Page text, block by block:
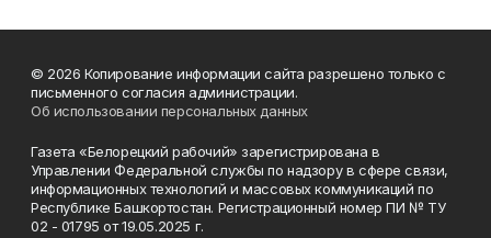
© 2026 Копирование информации сайта разрешено только с
письменного согласия администрации.
Об использовании персональных данных
Газета «Белорецкий рабочий» зарегистрирована в
Управлении Федеральной службы по надзору в сфере связи,
информационных технологий и массовых коммуникаций по
Республике Башкортостан. Регистрационный номер ПИ № ТУ
02 - 01795 от 19.05.2025 г.